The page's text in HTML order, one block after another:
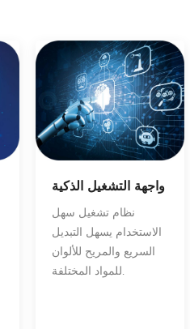
واجهة التشغيل الذكية
نظام تشغيل سهل
الاستخدام يسهل التبديل
السريع والمريح للألوان
للمواد المختلفة.